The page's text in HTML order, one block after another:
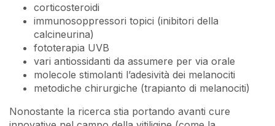
corticosteroidi
immunosoppressori topici (inibitori della
calcineurina)
fototerapia UVB
vari antiossidanti da assumere per via orale
molecole stimolanti l’adesività dei melanociti
metodiche chirurgiche (trapianto di melanociti)
Nonostante la ricerca stia portando avanti cure